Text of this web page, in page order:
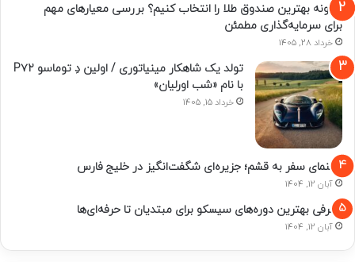
چگونه بهترین صندوق طلا را انتخاب کنیم؟ بررسی معیارهای مهم
برای سرمایه‌گذاری مطمئن
خرداد 28, 1405
تولد یک شاهکار مینیاتوری / اولین دِ توماسو P۷۲
با نام «شب اورلیان»
خرداد 15, 1405
راهنمای سفر به قشم؛ جزیره‌ای شگفت‌انگیز در خلیج فارس
آبان 12, 1404
معرفی بهترین دوره‌های سیسکو برای مبتدیان تا حرفه‌ای‌ها
آبان 12, 1404